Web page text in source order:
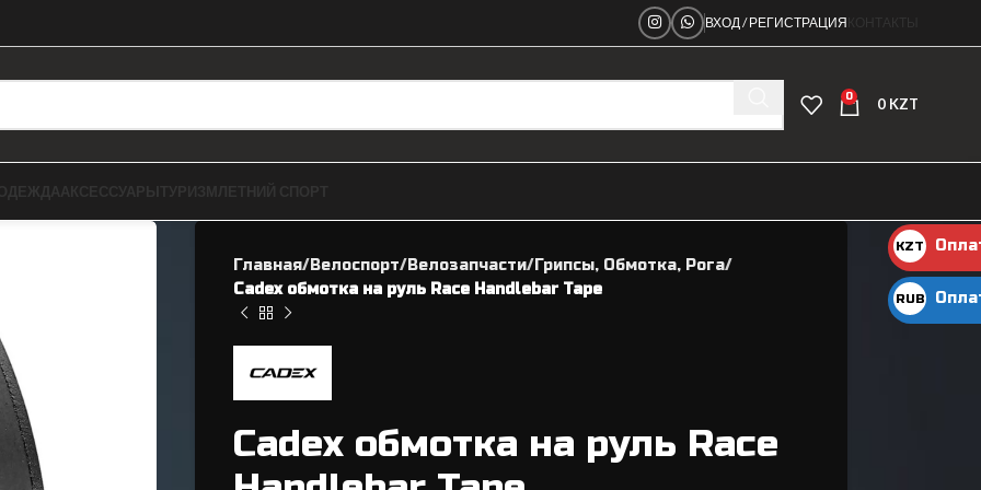
ВХОД / РЕГИСТРАЦИЯ
0 0 KZT
Касеты / Трещетки
Ниппеля
Главная Велоспорт Велозапчасти Грипсы, Обмотка, Рога
Cadex обмотка на руль Race Handlebar Tape
Cadex обмотка на руль Race
KZT
KZT
RUB
руб.